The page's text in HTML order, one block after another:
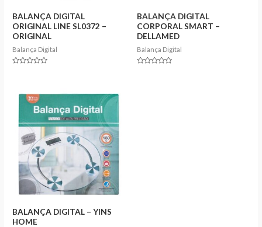
BALANÇA DIGITAL
ORIGINAL LINE SL0372 –
ORIGINAL
Balança Digital
BALANÇA DIGITAL
CORPORAL SMART –
DELLAMED
Balança Digital
BALANÇA DIGITAL – YINS
HOME